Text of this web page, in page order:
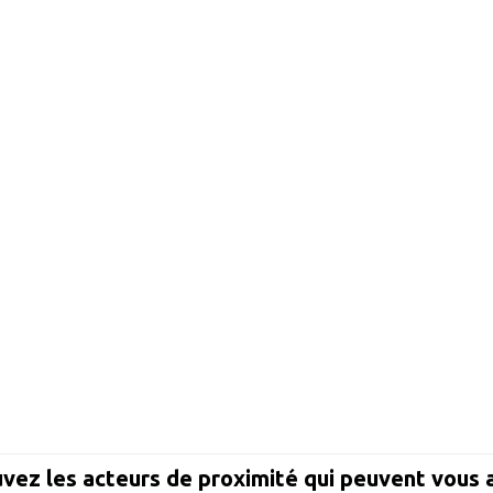
les acteurs de proximité qui peuvent vous